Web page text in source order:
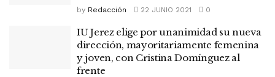
by Redacción 22 JUNIO 2021 0
IU Jerez elige por unanimidad su nueva
dirección, mayoritariamente femenina
y joven, con Cristina Domínguez al
frente